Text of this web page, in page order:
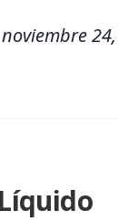
noviembre